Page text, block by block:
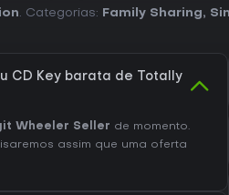
. Categorias: Family Sharing,
CD Key barata de Totally
Wheeler Seller de momento.
assim que uma oferta